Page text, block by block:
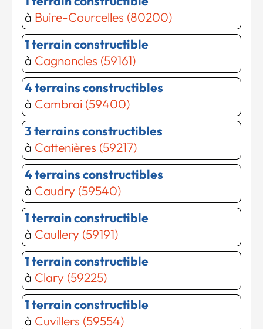
Chargement...
Chargement...
à Buire-Courcelles (80200)
1 terrain constructible
à Cagnoncles (59161)
4 terrains constructibles
à Cambrai (59400)
3 terrains constructibles
à Cattenières (59217)
4 terrains constructibles
à Caudry (59540)
1 terrain constructible
à Caullery (59191)
1 terrain constructible
à Clary (59225)
1 terrain constructible
à Cuvillers (59554)